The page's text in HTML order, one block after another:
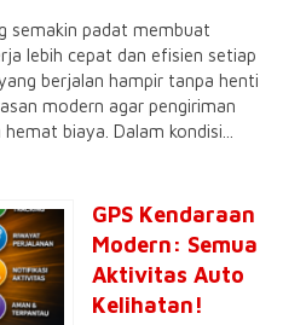
semakin padat membuat
lebih cepat dan efisien setiap
berjalan hampir tanpa henti
modern agar pengiriman
biaya. Dalam kondisi...
GPS Kendaraan
Modern: Semua
Aktivitas Auto
Kelihatan!